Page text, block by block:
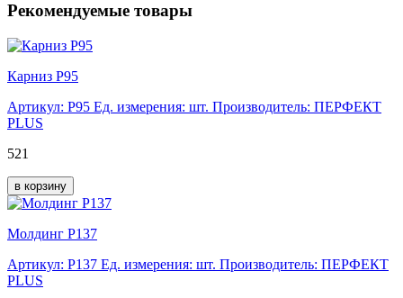
Рекомендуемые товары
Карниз Р95
Артикул: Р95 Ед. измерения: шт. Производитель: ПЕРФЕКТ
PLUS
521
в корзину
Молдинг Р137
Артикул: Р137 Ед. измерения: шт. Производитель: ПЕРФЕКТ
PLUS